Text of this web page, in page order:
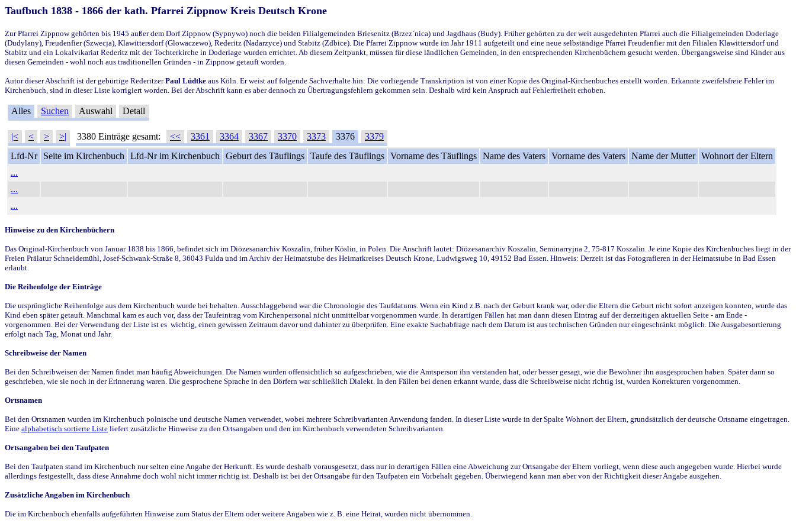
Taufbuch 1838 - 1866 der kath. Pfarrei Zippnow Kreis Deutsch Krone
Zur Pfarrei Zippnow gehörten bis 1945 außer dem Dorf Zippnow (Sypnywo) noch die beiden Filialgemeinden Briesenitz (Brzez`nica) und Jagdhaus (Budy). Früher gehörten zu der weit ausgedehnten Pfarrei auch die Filialgemeinden Doderlage
(Dudylany), Freudenfier (Szwecja), Klawittersdorf (Glowaczewo), Rederitz (Nadarzyce) und Stabitz (Zdbice). Die Pfarrei Zippnow wurde im Jahr 1911 aufgeteilt und eine neue selbständige Pfarrei Freudenfier mit den Filialen Klawittersdorf und
Stabitz und ein Lokalvikariat Rederitz mit der Tochterkirche in Doderlage wurden errichtet. Ab diesem Zeitpunkt, müssen für diese ländlichen Gemeinden, in den entsprechenden Kirchenbüchern gesucht werden. Übergangsweise sind Kinder aus
diesen Gemeinden - wohl noch aus traditionellen Gründen - in Zippnow getauft worden.
Autor dieser Abschrift ist der gebürtige RederitzerPaul Lüdtke aus Köln. Er weist auf folgende Sachverhalte hin: Die vorliegende Transkription ist von einer Kopie des Original-Kirchenbuches erstellt worden. Erkannte zweifelsfreie Fehler im
Kirchenbuch, sind in dieser Liste korrigiert worden. Bei der Abschrift kann es aber dennoch zu Übertragungsfehlern gekommen sein. Deshalb wird kein Anspruch auf Fehlerfreiheit erhoben.
Alles Suchen Auswahl Detail
|< < > >| 3380 Einträge gesamt: << 3361 3364 3367 3370 3373 3376
3379
Lfd-Nr
Seite im Kirchenbuch Lfd-Nr im Kirchenbuch Geburt des Täuflings Taufe des Täuflings Vorname des Täuflings Name des Vaters Vorname des Vaters Name der Mutter Wohnort der Eltern
...
...
...
Hinweise zu den Kirchenbüchern
Das Original-Kirchenbuch von Januar 1838 bis 1866, befindet sich im Diözesanarchiv Koszalin, früher Köslin, in Polen. Die Anschrift lautet: Diözesanarchiv Koszalin, Seminarryjna 2, 75-817 Koszalin. Je eine Kopie des Kirchenbuches liegt in der
Freien Prälatur Schneidemühl, Josef-Schwank-Straße 8, 36043 Fulda und im Archiv der Heimatstube des Heimatkreises Deutsch Krone, Ludwigsweg 10, 49152 Bad Essen. Hinweis: Derzeit ist das Fotografieren in der Heimatstube in Bad Essen
erlaubt.
Die Reihenfolge der Einträge
Die ursprüngliche Reihenfolge aus dem Kirchenbuch wurde bei behalten. Ausschlaggebend war die Chronologie des Taufdatums. Wenn ein Kind z.B. nach der Geburt krank war, oder die Eltern die Geburt nicht sofort anzeigen konnten, wurde das
Kind eben später getauft. Manchmal kam es auch vor, dass der Taufeintrag vom Kirchenpersonal nicht unmittelbar vorgenommen wurde. In derartigen Fällen hat man dann diesen Eintrag auf der derzeitigen aktuellen Seite - am Ende -
vorgenommen. Bei der Verwendung der Liste ist es wichtig, einen gewissen Zeitraum davor und dahinter zu überprüfen. Eine exakte Suchabfrage nach dem Datum ist aus technischen Gründen nur eingeschränkt möglich. Die Ausgabesortierung
erfolgt nach Tag, Monat und Jahr.
Schreibweise der Namen
Bei den Schreibweisen der Namen findet man häufig Abweichungen. Die Namen wurden offensichtlich so aufgeschrieben, wie die Amtsperson ihn verstanden hat, oder besser gesagt, wie die Bewohner ihn ausgesprochen haben. Später dann so
geschrieben, wie sie noch in der Erinnerung waren. Die gesprochene Sprache in den Dörfern war schließlich Dialekt. In den Fällen bei denen erkannt wurde, dass die Schreibweise nicht richtig ist, wurden Korrekturen vorgenommen.
Ortsnamen
Bei den Ortsnamen wurden im Kirchenbuch polnische und deutsche Namen verwendet, wobei mehrere Schreibvarianten Anwendung fanden. In dieser Liste wurde in der Spalte Wohnort der Eltern, grundsätzlich der deutsche Ortsname eingetragen.
Eine alphabetisch sortierte Liste liefert zusätzliche Hinweise zu den Ortsangaben und den im Kirchenbuch verwendeten Schreibvarianten.
Ortsangaben bei den Taufpaten
Bei den Taufpaten stand im Kirchenbuch nur selten eine Angabe der Herkunft. Es wurde deshalb vorausgesetzt, dass nur in derartigen Fällen eine Abweichung zur Ortsangabe der Eltern vorliegt, wenn diese auch angegeben wurde. Hierbei wurde
allerdings festgestellt, dass diese Annahme doch wohl nicht immer richtig ist. Deshalb ist bei der Ortsangabe für den Taufpaten ein Vorbehalt gegeben. Überwiegend kann man aber von der Richtigkeit dieser Angabe ausgehen.
Zusätzliche Angaben im Kirchenbuch
Die im Kirchenbuch ebenfalls aufgeführten Hinweise zum Status der Eltern oder weitere Angaben wie z. B. eine Heirat, wurden nicht übernommen.